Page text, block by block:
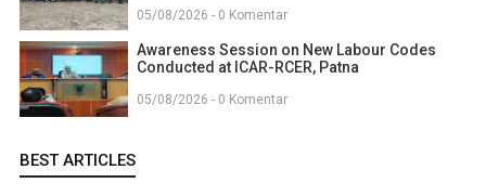
05/08/2026 - 0 Komentar
Awareness Session on New Labour Codes
Conducted at ICAR-RCER, Patna
05/08/2026 - 0 Komentar
BEST ARTICLES